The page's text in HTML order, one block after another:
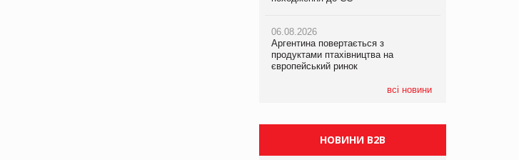
06.08.2026
Аргентина повертається з
продуктами птахівництва на
європейський ринок
всі новини
05.08.2026
Смачне поповнення дитячого меню:
у VARUS з’явилися новинки від ТМ
ТОКЕРИ
хлібобулочні вироби на
PrivateLabel&FMCG Master 2026
06.08.2026
Аргентина повертається з
продуктами птахівництва на
європейський ринок
НОВИНИ B2B